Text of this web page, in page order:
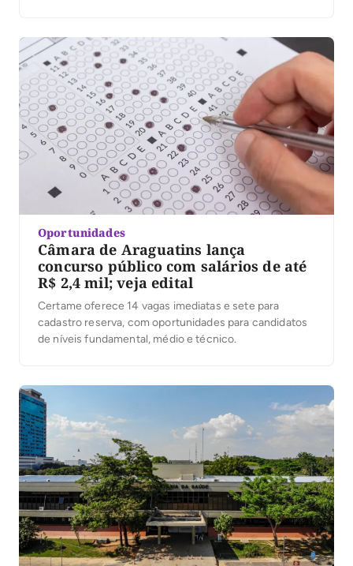
Oportunidades
Câmara de Araguatins lança
concurso público com salários de até
R$ 2,4 mil; veja edital
Certame oferece 14 vagas imediatas e sete para
cadastro reserva, com oportunidades para candidatos
de níveis fundamental, médio e técnico.